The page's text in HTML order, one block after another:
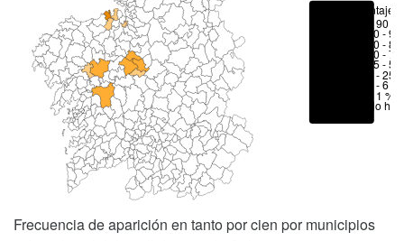
Porcentajes
> 90 %
80 -
70 -
50 -
25 -
6 - 25
1 - 6 %
< 1 %
No hay
Frecuencia de aparición en tanto por cien por municipios